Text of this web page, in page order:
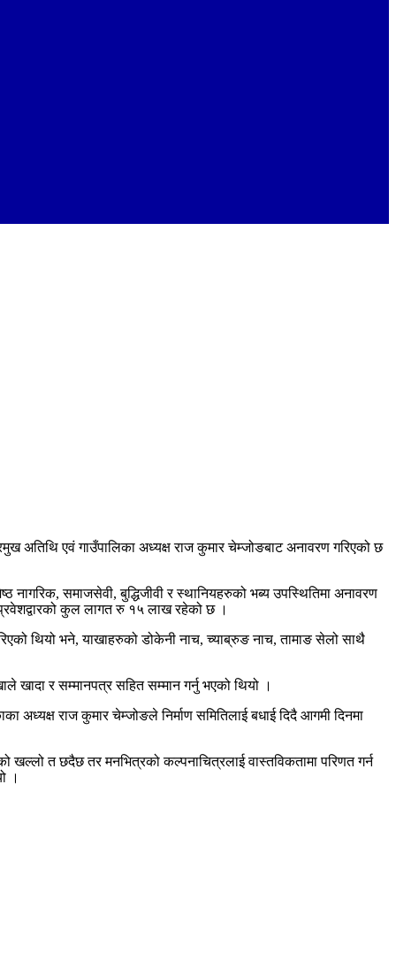
अतिथि एवं गाउँपालिका अध्यक्ष राज कुमार चेम्जोङबाट अनावरण गरिएको छ
नागरिक, समाजसेवी, बुद्धिजीवी र स्थानियहरुको भब्य उपस्थितिमा अनावरण
प्रवेशद्वारको कुल लागत रु १५ लाख रहेको छ ।
थियो भने, याखाहरुको डोकेनी नाच, च्याब्रुङ नाच, तामाङ सेलो साथै
खादा र सम्मानपत्र सहित सम्मान गर्नु भएको थियो ।
अध्यक्ष राज कुमार चेम्जोङले निर्माण समितिलाई बधाई दिदै आगमी दिनमा
खल्लो त छदैछ तर मनभित्रको कल्पनाचित्रलाई वास्तविकतामा परिणत गर्न
।